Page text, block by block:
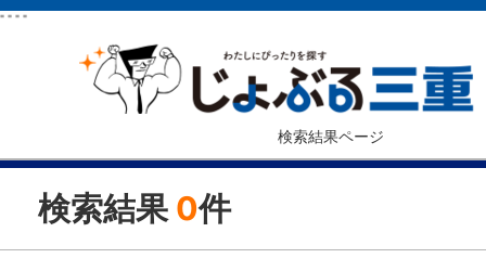
" " " "
検索結果ページ
検索結果 0件